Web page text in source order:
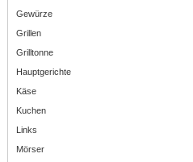
Gewürze
Grillen
Grilltonne
Hauptgerichte
Käse
Kuchen
Links
Mörser